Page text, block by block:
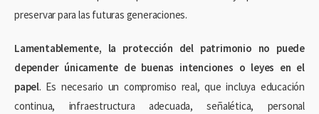
preservar para las futuras generaciones.
Lamentablemente, la protección del patrimonio no puede
depender únicamente de buenas intenciones o leyes en el
papel. Es necesario un compromiso real, que incluya educación
continua, infraestructura adecuada, señalética, personal